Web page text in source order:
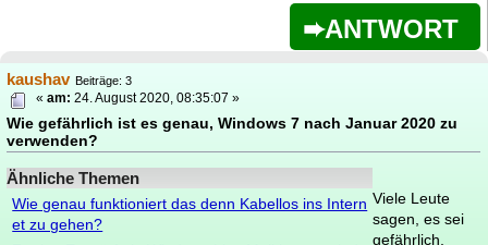
ANTWORT
kaushav Beiträge: 3
Wie gefährlich ist es genau, Windows 7 nach Januar 2020 zu
verwenden?
«am: 24. August 2020, 08:35:07 »
Ähnliche Themen
Wie genau funktioniert das denn Kabellos ins Intern
et zu gehen?
Viele Leute
sagen, es sei
gefährlich,